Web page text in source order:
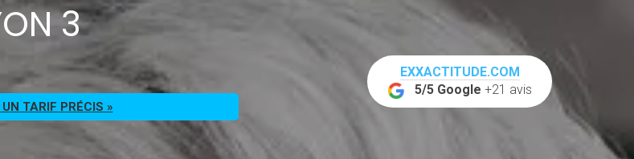
3
TARIF PRÉCIS »
EXXACTITUDE.COM
5/5 Google +21 avis